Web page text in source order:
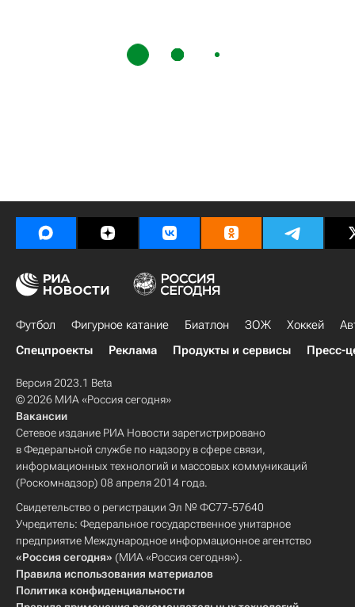
Футбол Фигурное катание Биатлон ЗОЖ Хоккей
Спецпроекты
Реклама Продукты и сервисы Пресс-
Версия 2023.1 Beta
© 2026 МИА «Россия сегодня»
Вакансии
Сетевое издание РИА Новости зарегистрировано
в Федеральной службе по надзору в сфере связи,
информационных технологий и массовых коммуникаций
(Роскомнадзор) 08 апреля 2014 года.
Свидетельство о регистрации Эл № ФС77-57640
Учредитель: Федеральное государственное унитарное
предприятие Международное информационное агентство
«Россия сегодня» (МИА «Россия сегодня»).
Правила использования материалов
Политика конфиденциальности